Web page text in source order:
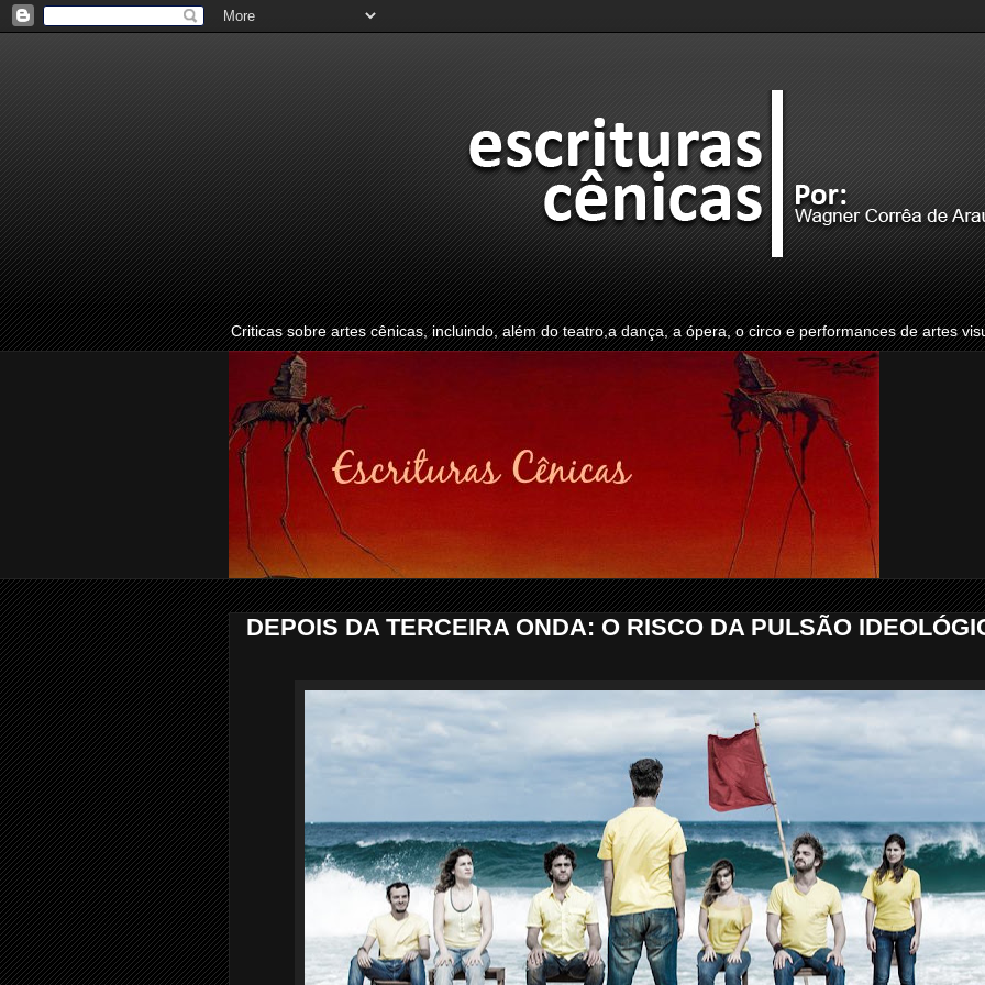
Criticas sobre artes cênicas, incluindo, além do teatro,a dança, a ópera, o circo e performances de artes
DEPOIS DA TERCEIRA ONDA: O RISCO DA PULSÃO